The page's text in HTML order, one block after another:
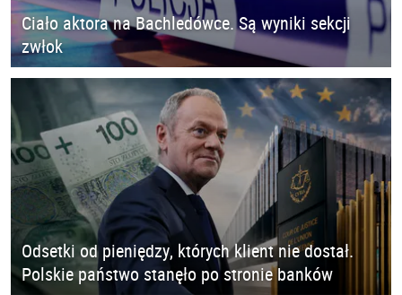
Ciało aktora na Bachledówce. Są wyniki sekcji
zwłok
Odsetki od pieniędzy, których klient nie dostał.
Polskie państwo stanęło po stronie banków